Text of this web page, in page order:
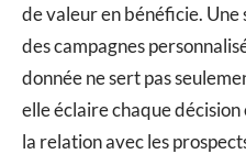
de valeur en bénéficie.
des campagnes
donnée ne sert pas
elle éclaire chaque
la relation avec les